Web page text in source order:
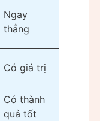
Ngay
thẳng
Có giá trị
Có thành
quả tốt